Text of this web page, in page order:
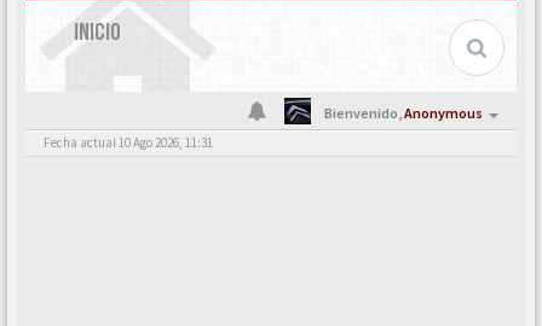
INICIO
Bienvenido,Anonymous
Fecha actual 10 Ago 2026, 11:31